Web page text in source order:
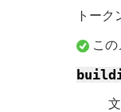
トーク
こ